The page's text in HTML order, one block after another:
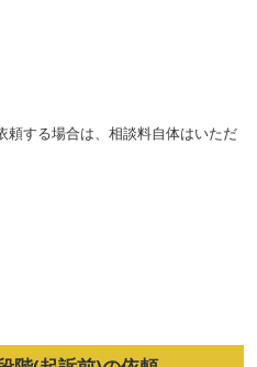
頼する場合は、相談料自体はいただ